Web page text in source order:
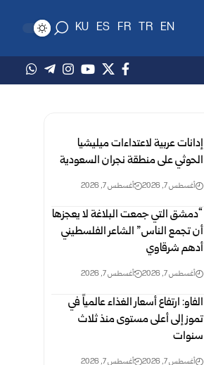
EN
TR
FR
ES
KU
إدانات عربية لاعتداءات ميليشيا
الحوثي على منطقة نجران السعودية
أغسطس 7, 2026 أغسطس 7, 2026
“دمشق التي جمعت البلاغة لا يعجزها
أن تجمع الناس” الشاعر الفلسطيني
أدهم شرقاوي
أغسطس 7, 2026 أغسطس 7, 2026
الفاو: ارتفاع أسعار الغذاء عالمياً في
تموز إلى أعلى مستوى منذ ثلاث
‏سنوات
أغسطس 7, 2026 أغسطس 7, 2026